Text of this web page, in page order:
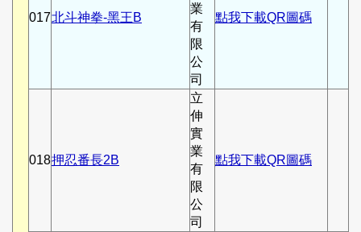
017北斗神拳-黑王B
業
有
限
公
司
點我下載QR圖碼
018押忍番長2B
立
伸
實
業
有
限
公
司
點我下載QR圖碼